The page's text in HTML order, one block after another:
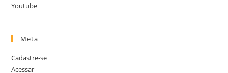
Youtube
Meta
Cadastre-se
Acessar